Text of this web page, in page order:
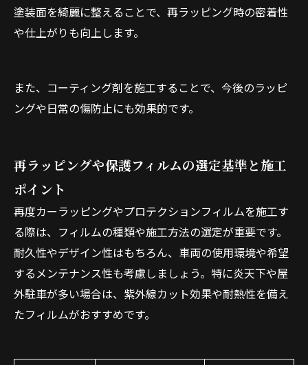
塗装面を綺麗に整えることで、再ラッピング時の密着性
や仕上がりも向上します。
また、コーティング剤を施工することで、今後のラッピ
ングや日常の傷防止にも効果的です。
再ラッピングや保護フィルムの選定基準と施工
ポイント
再度カーラッピングやプロテクションフィルムを施工す
る際は、フィルムの種類や施工方法の選定が重要です。
耐久性やデザイン性はもちろん、車両の使用環境や希望
するメンテナンス性も考慮しましょう。特に炎天下や屋
外駐車が多い場合は、紫外線カット効果や耐熱性を備え
たフィルムがおすすめです。